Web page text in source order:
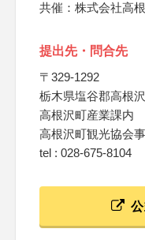
共催：株式会社高
提出先・問合先
〒329-1292
栃木県塩谷郡高根
高根沢町産業課内
高根沢町観光協会
tel : 028-675-8104